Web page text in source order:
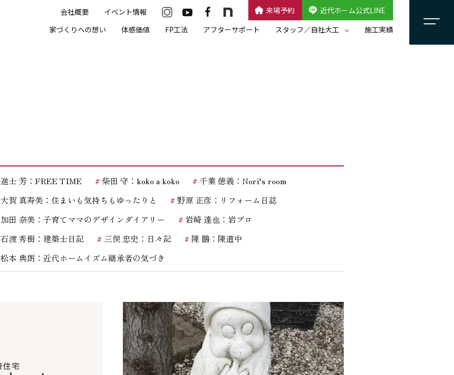
会社概要 イベント情報 来場予約
近代ホーム公式LINE
家づくりへの想い
体感価値 FP工法 アフターサポート スタッフ／自社大工 施工実績
近代ホーム公式LINE
CLOSE×
床暖房
無結露50年保証
モデルハウス
お客様の声
近代ホームの家づくりサポート
家づくりの流れ
アフターフォローコンシェルジュ
進士 芳：FREE TIME 柴田 守：koko a koko
千葉 徳義：Nori’s room
大賀 真寿美：住まいも気持ちもゆったりと
野原 正彦：リフォーム日誌
加田 奈美：子育てママのデザインダイアリー
岩崎 達也：岩ブロ
石渡 秀樹：建築士日記
三俣 忠史：日々記
陳 鵬：陳道中
松本 典朗：近代ホームイズム継承者の気づき